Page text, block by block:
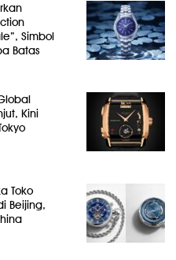
Simbol
Batas
Kini
Toko
Beijing,